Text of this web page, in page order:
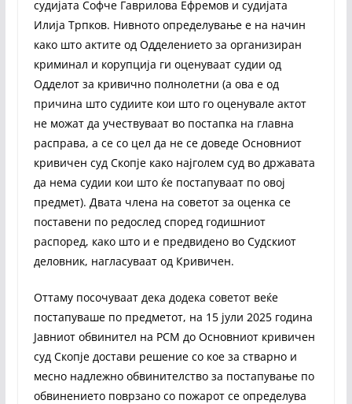
судијата Софче Гаврилова Ефремов и судијата
Илија Трпков. Нивното определување е на начин
како што актите од Одделението за организиран
криминал и корупција ги оценуваат судии од
Одделот за кривично полнолетни (а ова е од
причина што судиите кои што го оценувале актот
не можат да учествуваат во постапка на главна
расправа, а се со цел да не се доведе Основниот
кривичен суд Скопје како најголем суд во државата
да нема судии кои што ќе постапуваат по овој
предмет). Двата члена на советот за оценка се
поставени по редослед според годишниот
распоред, како што и е предвидено во Судскиот
деловник, нагласуваат од Кривичен.
Оттаму посочуваат дека додека советот веќе
постапуваше по предметот, на 15 јули 2025 година
Јавниот обвинител на РСМ до Основниот кривичен
суд Скопје достави решение со кое за стварно и
месно надлежно обвинителство за постапување по
обвинението поврзано со пожарот се определува